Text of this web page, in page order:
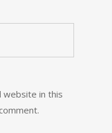
website in this